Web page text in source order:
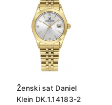
Ženski sat Daniel
Klein DK.1.14183-2